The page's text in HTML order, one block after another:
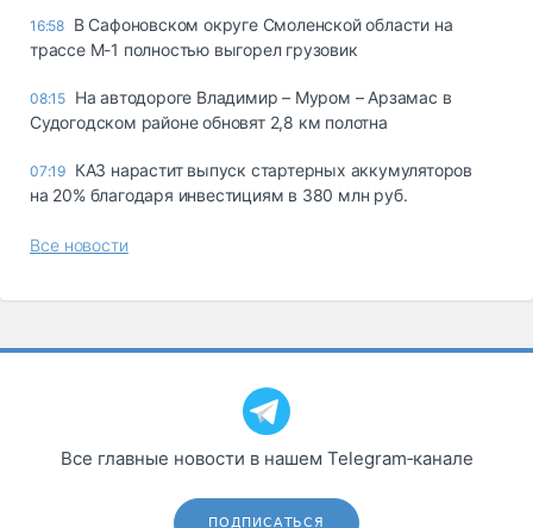
16:58 В Сафоновском округе Смоленской области на
трассе М-1 полностью выгорел грузовик
08:15 На автодороге Владимир – Муром – Арзамас в
Судогодском районе обновят 2,8 км полотна
07:19 КАЗ нарастит выпуск стартерных аккумуляторов
на 20% благодаря инвестициям в 380 млн руб.
Все новости
Все главные новости в нашем Telegram‑канале
ПОДПИСАТЬСЯ